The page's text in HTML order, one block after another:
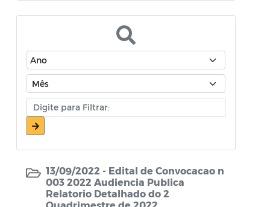
Atos Oficiais - Secretaria de Educação
Atos Oficiais - Secretaria de Fazenda e
Planejamento
Atos Oficiais - Secretaria de Saúde
Atos Oficiais - Secretaria de Transportes
Atos Oficiais - Secretaria Municipal de
Atos Oficiais - Secretaria Municipal de
Política Social, Trabalho, Habitação,
13/09/2022 - Edital de Convocacao n
003 2022 Audiencia Publica
Relatorio Detalhado do 2